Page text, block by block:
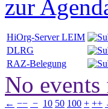
zur
HiOrg-Server LEIM
DLRG
RAZ-Belegung
No
← −− − 10 50 100 + ++